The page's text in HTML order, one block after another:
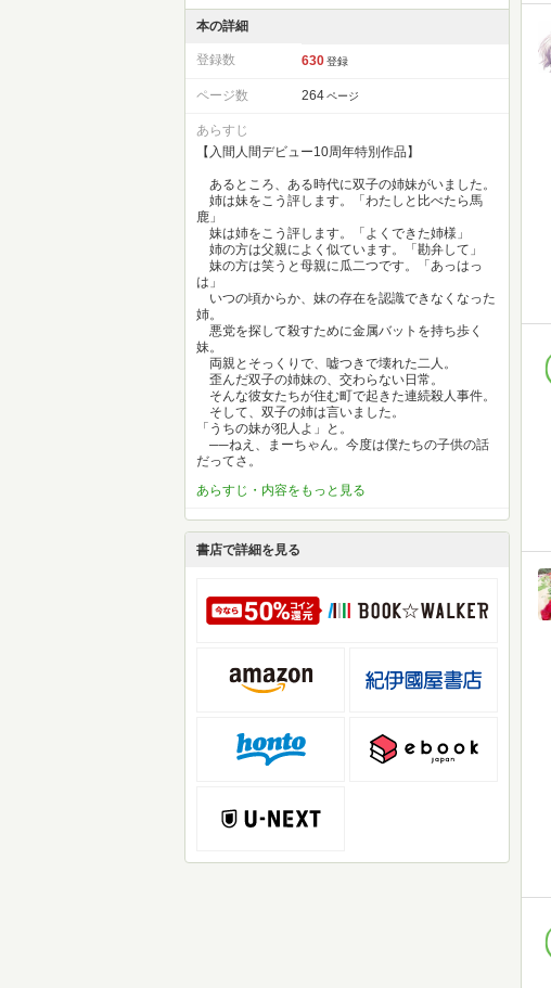
本の詳細
登録数 630 登録
ページ数 264 ページ
あらすじ
【入間人間デビュー10周年特別作品】
あるところ、ある時代に双子の姉妹がいました。
姉は妹をこう評します。「わたしと比べたら馬
鹿」
妹は姉をこう評します。「よくできた姉様」
姉の方は父親によく似ています。「勘弁して」
妹の方は笑うと母親に瓜二つです。「あっはっ
は」
いつの頃からか、妹の存在を認識できなくなった
姉。
悪党を探して殺すために金属バットを持ち歩く
妹。
両親とそっくりで、嘘つきで壊れた二人。
歪んだ双子の姉妹の、交わらない日常。
そんな彼女たちが住む町で起きた連続殺人事件。
そして、双子の姉は言いました。
「うちの妹が犯人よ」と。
──ねえ、まーちゃん。今度は僕たちの子供の話
だってさ。
あらすじ・内容をもっと見る
書店で詳細を見る